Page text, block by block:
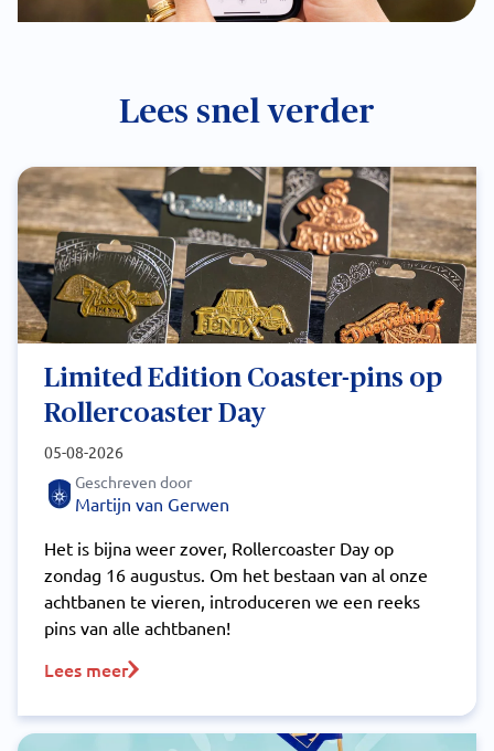
Lees snel verder
Limited Edition Coaster-pins op
Rollercoaster Day
05-08-2026
Geschreven door
Martijn van Gerwen
Het is bijna weer zover, Rollercoaster Day op
zondag 16 augustus. Om het bestaan van al onze
achtbanen te vieren, introduceren we een reeks
pins van alle achtbanen!
Lees meer